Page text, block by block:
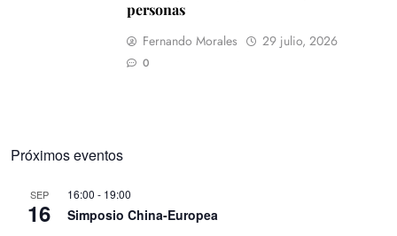
personas
Fernando Morales 29 julio, 2026
0
Próximos eventos
SEP
16
16:00 - 19:00
Simposio China-Europea